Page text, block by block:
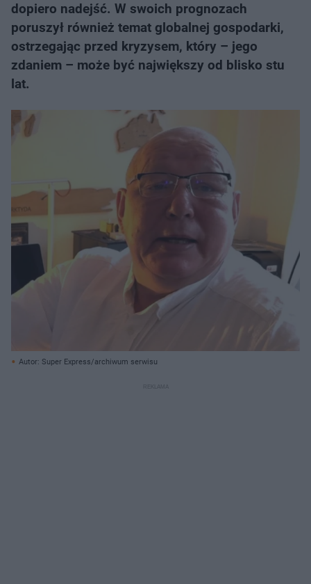
dopiero nadejść. W swoich prognozach
poruszył również temat globalnej gospodarki,
ostrzegając przed kryzysem, który – jego
zdaniem – może być największy od blisko stu
lat.
Autor: Super Express/archiwum serwisu